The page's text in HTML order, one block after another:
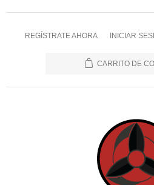
REGÍSTRATE AHORA INICIAR
CARRITO DE